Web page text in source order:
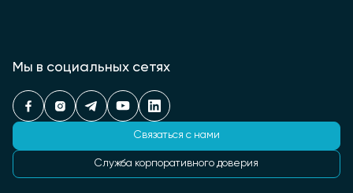
Мы в социальных сетях
Связаться с нами
Служба корпоративного доверия